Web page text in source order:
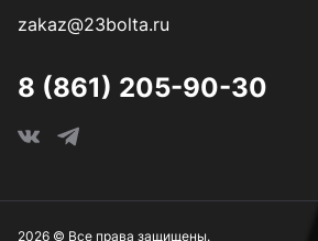
Высокопрочные М12
zakaz@23bolta.ru
8 (861) 205-90-30
2026 © Все права защищены.